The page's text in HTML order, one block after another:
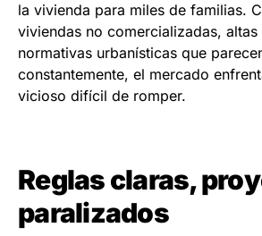
la vivienda para miles de familias.
viviendas no comercializadas,
normativas urbanísticas que
constantemente, el mercado
vicioso difícil de romper.
Reglas claras,
paralizados